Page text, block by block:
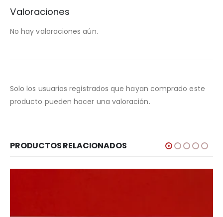
Valoraciones
No hay valoraciones aún.
Solo los usuarios registrados que hayan comprado este
producto pueden hacer una valoración.
PRODUCTOS RELACIONADOS